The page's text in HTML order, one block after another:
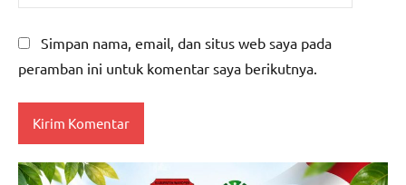
Simpan nama, email, dan situs web saya pada
peramban ini untuk komentar saya berikutnya.